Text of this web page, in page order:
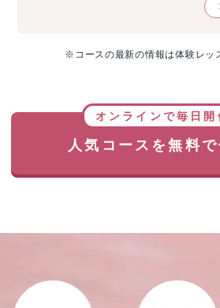
※コースの最新の情報は体験レッ
オンラインで毎日開
人気コースを無料